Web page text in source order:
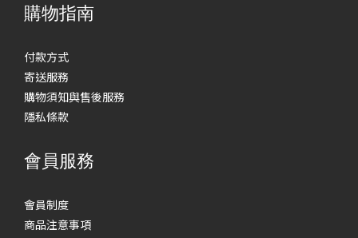
購物指南
付款方式
寄送服務
購物須知與售後服務
隱私條款
會員服務
會員制度
商品注意事項